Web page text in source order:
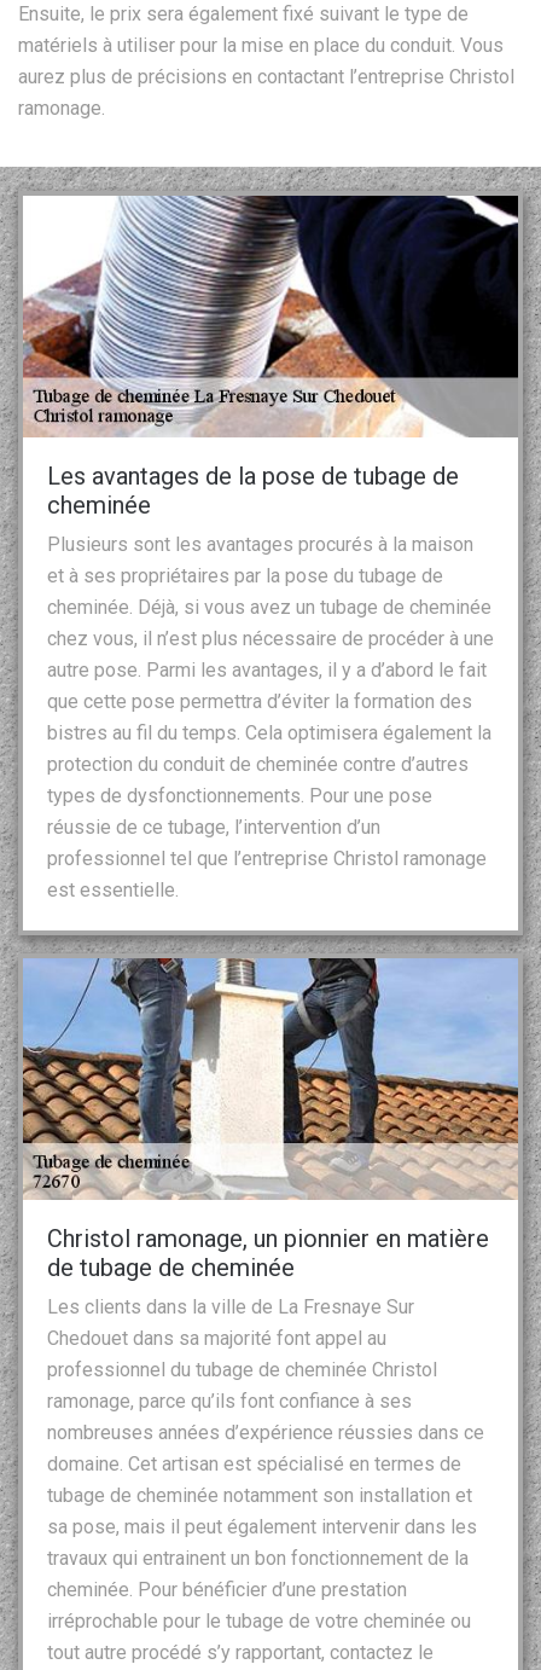
Ensuite, le prix sera également fixé suivant le type de
matériels à utiliser pour la mise en place du conduit. Vous
aurez plus de précisions en contactant l’entreprise Christol
ramonage.
Les avantages de la pose de tubage de
cheminée
Plusieurs sont les avantages procurés à la maison
et à ses propriétaires par la pose du tubage de
cheminée. Déjà, si vous avez un tubage de cheminée
chez vous, il n’est plus nécessaire de procéder à une
autre pose. Parmi les avantages, il y a d’abord le fait
que cette pose permettra d’éviter la formation des
bistres au fil du temps. Cela optimisera également la
protection du conduit de cheminée contre d’autres
types de dysfonctionnements. Pour une pose
réussie de ce tubage, l’intervention d’un
professionnel tel que l’entreprise Christol ramonage
est essentielle.
Christol ramonage, un pionnier en matière
de tubage de cheminée
Les clients dans la ville de La Fresnaye Sur
Chedouet dans sa majorité font appel au
professionnel du tubage de cheminée Christol
ramonage, parce qu’ils font confiance à ses
nombreuses années d’expérience réussies dans ce
domaine. Cet artisan est spécialisé en termes de
tubage de cheminée notamment son installation et
sa pose, mais il peut également intervenir dans les
travaux qui entrainent un bon fonctionnement de la
cheminée. Pour bénéficier d’une prestation
irréprochable pour le tubage de votre cheminée ou
tout autre procédé s’y rapportant, contactez le